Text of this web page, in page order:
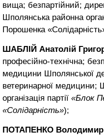
вища; безпартійний;
Шполянська районна
Порошенка
ШАБЛІЙ Анатолій
професійно-технічна;
медицини Шполянської
ветеринарної медицини;
організація партії «Блок
«Солідарність»);
ПОТАПЕНКО Володимир